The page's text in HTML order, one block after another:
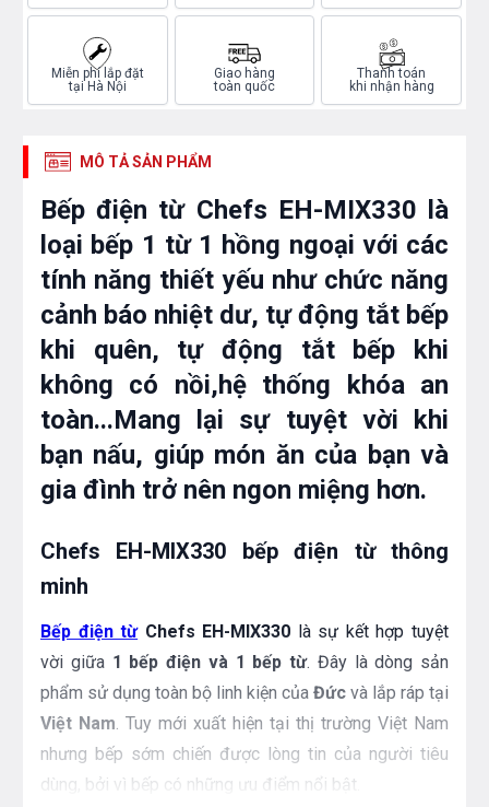
Miễn phí lắp đặt
tại Hà Nội
Giao hàng
toàn quốc
Thanh toán
khi nhận hàng
MÔ TẢ SẢN PHẨM
Bếp điện từ Chefs EH-MIX330 là
loại bếp 1 từ 1 hồng ngoại với các
tính năng thiết yếu như chức năng
cảnh báo nhiệt dư, tự động tắt bếp
khi quên, tự động tắt bếp khi
không có nồi,hệ thống khóa an
toàn...Mang lại sự tuyệt vời khi
bạn nấu, giúp món ăn của bạn và
gia đình trở nên ngon miệng hơn.
Chefs EH-MIX330 bếp điện từ thông
minh
Bếp điện từ Chefs EH-MIX330 là sự kết hợp tuyệt
vời giữa 1 bếp điện và 1 bếp từ. Đây là dòng sản
phẩm sử dụng toàn bộ linh kiện của Đức và lắp ráp tại
Việt Nam. Tuy mới xuất hiện tại thị trường Việt Nam
nhưng bếp sớm chiến được lòng tin của người tiêu
dùng, bởi vì bếp có những ưu điểm nổi bật.